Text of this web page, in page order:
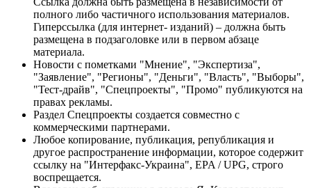
полного либо частичного использования материалов.
Гиперссылка (для интернет- изданий) – должна быть
размещена в подзаголовке или в первом абзаце
материала.
Новости с пометками "Мнение", "Экспертиза",
"Заявление", "Регионы", "Деньги", "Власть", "Выборы",
"Тест-драйв", "Спецпроекты", "Промо" публикуются на
правах рекламы.
Раздел Спецпроекты создается совместно с
коммерческими партнерами.
Любое копирование, публикация, републикация и
другое распространение информации, которое содержит
ссылку на "Интерфакс-Украина", EPA / UPG, строго
воспрещается.